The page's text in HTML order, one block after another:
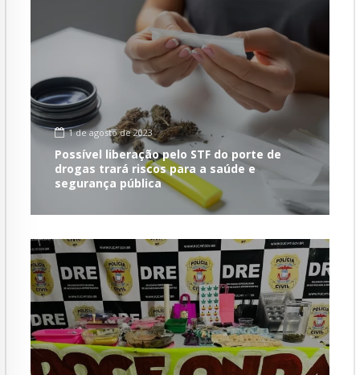
1 de agosto de 2023
Possível liberação pelo STF do porte de
drogas trará riscos para a saúde e
segurança pública